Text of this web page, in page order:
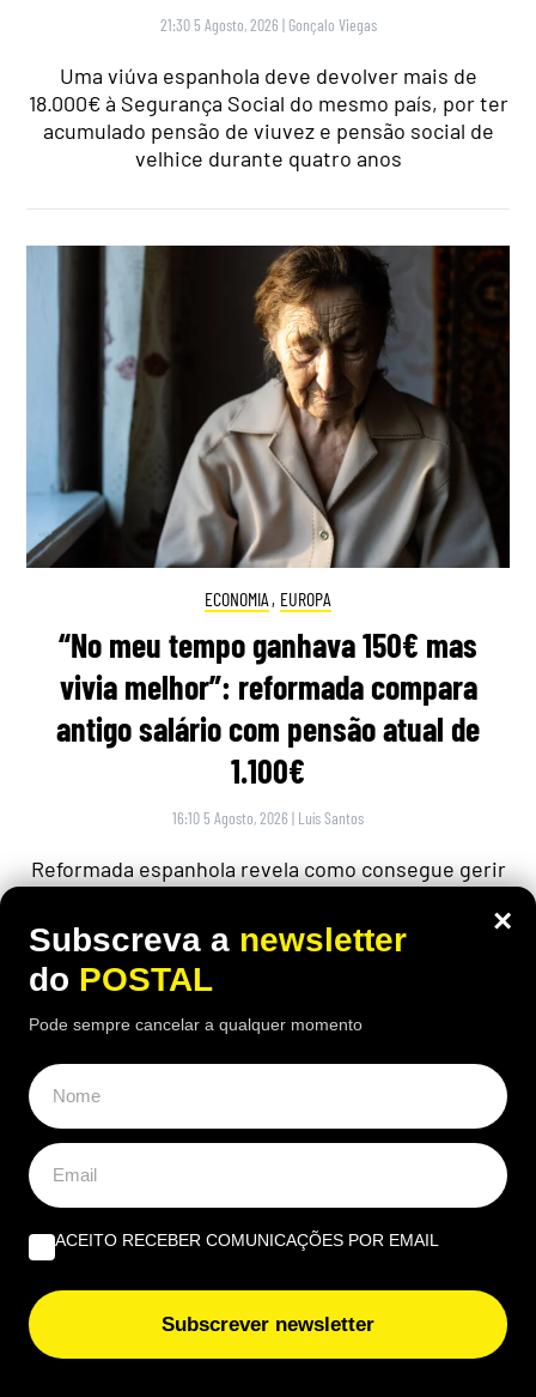
21:30 5 Agosto, 2026 | Gonçalo Viegas
Uma viúva espanhola deve devolver mais de
18.000€ à Segurança Social do mesmo país, por ter
acumulado pensão de viuvez e pensão social de
velhice durante quatro anos
ECONOMIA , EUROPA
“No meu tempo ganhava 150€ mas
vivia melhor”: reformada compara
antigo salário com pensão atual de
1.100€
16:10 5 Agosto, 2026 | Luís Santos
Reformada espanhola revela como consegue gerir
preços cada vez mais elevados
ALGARVE,GASTRONOMIA
×
Subscreva a newsletter
do POSTAL
Pode sempre cancelar a qualquer momento
ACEITO RECEBER COMUNICAÇÕES POR EMAIL
Subscrever newsletter